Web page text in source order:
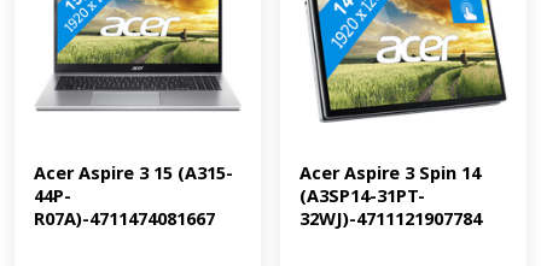
Acer Aspire 3 15 (A315-
44P-
R07A)-4711474081667
Acer Aspire 3 Spin 14
(A3SP14-31PT-
32WJ)-4711121907784